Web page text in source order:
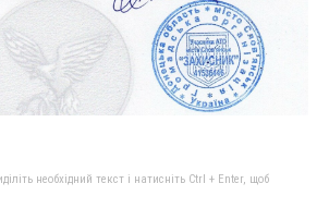
необхідний текст і натисніть Ctrl + Enter, щоб